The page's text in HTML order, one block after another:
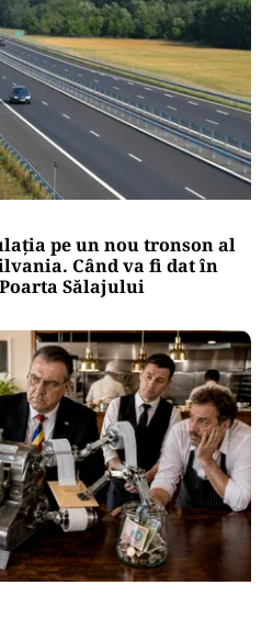
pe un nou tronson al
Când va fi dat în
Sălajului